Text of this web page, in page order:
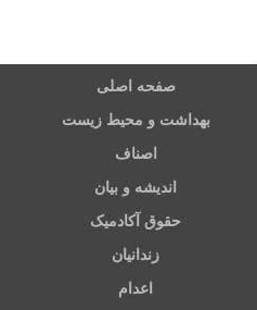
صفحه اصلی
بهداشت و محیط زیست
اصناف
اندیشه و بیان
حقوق آکادمیک
زندانیان
اعدام